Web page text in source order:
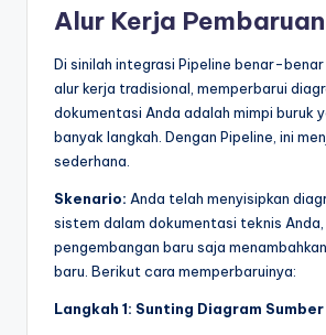
Alur Kerja Pembaruan
Di sinilah integrasi Pipeline benar-
alur kerja tradisional, memperbarui
dokumentasi Anda adalah mimpi buruk
banyak langkah. Dengan Pipeline, ini
sederhana.
Skenario: Anda telah menyisipkan
sistem dalam dokumentasi teknis
pengembangan baru saja
baru. Berikut cara memperbaruinya:
Langkah 1: Sunting Diagram Sumber